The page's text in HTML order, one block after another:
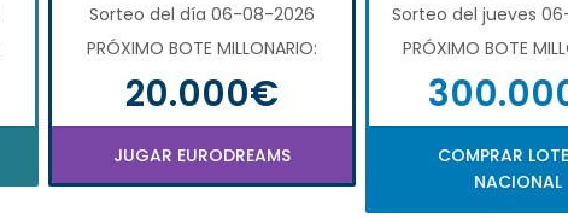
Sorteo del día 06-08-2026
PRÓXIMO BOTE MILLONARIO:
20.000€
JUGAR EURODREAMS
Sorteo del jueves
PRÓXIMO BOTE
COMPRAR
NACIONAL